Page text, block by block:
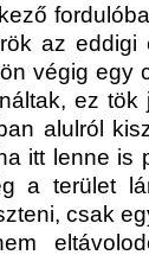
az
végig egy
ez tök
alulról
itt lenne is
a terület
csak